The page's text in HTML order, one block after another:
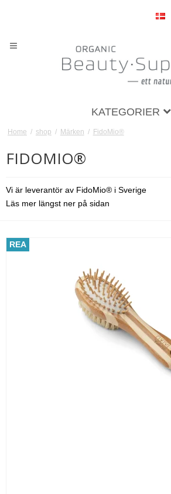
KATEGORIER
Home / shop / Märken / FidoMio®
FIDOMIO®
Vi är leverantör av FidoMio® i Sverige
Läs mer längst ner på sidan
REA